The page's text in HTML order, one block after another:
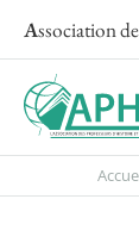
Association